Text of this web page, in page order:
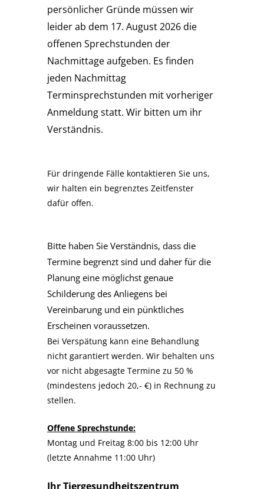
persönlicher Gründe müssen wir
leider ab dem 17. August 2026 die
offenen Sprechstunden der
Nachmittage aufgeben. Es finden
jeden Nachmittag
Terminsprechstunden mit vorheriger
Anmeldung statt. Wir bitten um ihr
Verständnis.
Für dringende Fälle kontaktieren Sie uns,
wir halten ein begrenztes Zeitfenster
dafür offen.
Bitte haben Sie Verständnis, dass die
Termine begrenzt sind und daher für die
Planung eine möglichst genaue
Schilderung des Anliegens bei
Vereinbarung und ein pünktliches
Erscheinen voraussetzen.
Bei Verspätung kann eine Behandlung
nicht garantiert werden. Wir behalten uns
vor nicht abgesagte Termine zu 50 %
(mindestens jedoch 20,- €) in Rechnung zu
stellen.
Offene Sprechstunde:
Montag und Freitag 8:00 bis 12:00 Uhr
(letzte Annahme 11:00 Uhr)
Ihr Tiergesundheitszentrum